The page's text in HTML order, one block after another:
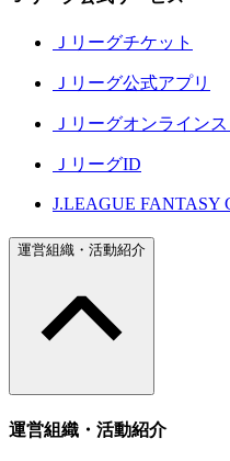
Ｊリーグチケット
Ｊリーグ公式アプリ
Ｊリーグオンライン
ＪリーグID
J.LEAGUE FANTASY
運営組織・活動紹介
運営組織・活動紹介